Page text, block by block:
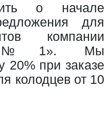
о начале
для
компании
№1». Мы
20% при заказе
колодцев от 10